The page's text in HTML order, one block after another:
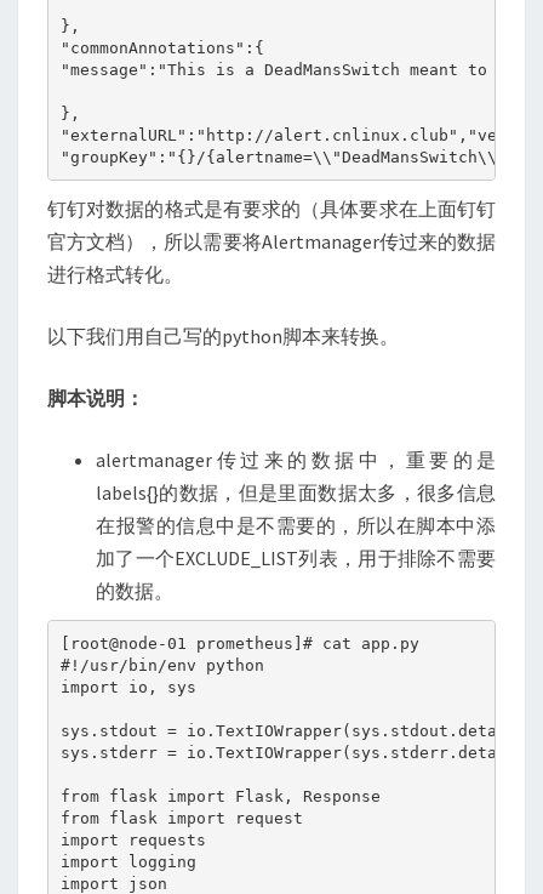
},
"commonAnnotations":{
"message":"This is a DeadMansSwitch meant
},
"externalURL":"http://
"groupKey":"{}/
钉钉对数据的格式是有要求的（具体要求在上面钉钉
官方文档），所以需要将Alertmanager传过来的数据
进行格式转化。
以下我们用自己写的python脚本来转换。
脚本说明：
alertmanager传过来的数据中，重要的是
labels{}的数据，但是里面数据太多，很多信息
在报警的信息中是不需要的，所以在脚本中添
加了一个EXCLUDE_LIST列表，用于排除不需要
的数据。
[root@node-01 prometheus]# cat app.py
#!/usr/bin/env python
import io, sys
sys.stdout =
sys.stderr =
from flask import Flask, Response
from flask import request
import requests
import logging
import json